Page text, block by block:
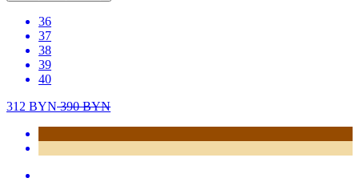
36
37
38
39
40
312 BYN390BYN